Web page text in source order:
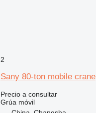
2
Sany 80-ton mobile crane
Precio a consultar
Grúa móvil